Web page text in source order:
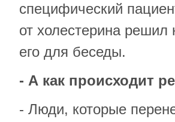
специфический
от холестерина
его для беседы.
- А как происходит
- Люди, которые